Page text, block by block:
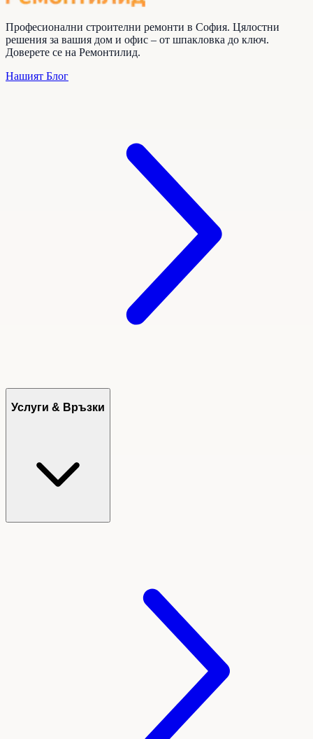
Професионални строителни ремонти в София. Цялостни
решения за вашия дом и офис – от шпакловка до ключ.
Доверете се на Ремонтилид.
Нашият Блог
Услуги & Връзки